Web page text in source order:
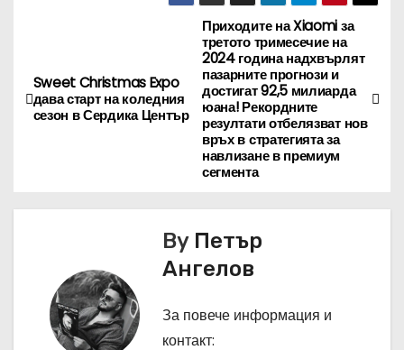
а
в
Приходите на Xiaomi за
третото тримесечие на
2024 година надхвърлят
пазарните прогнози и
достигат 92,5 милиарда
юана! Рекордните
резултати отбелязват нов
връх в стратегията за
навлизане в премиум
сегмента
Sweet Christmas Expo
дава старт на коледния
сезон в Сердика Център
By Петър
Ангелов
За повече информация и
контакт: